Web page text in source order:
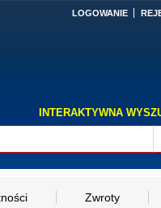
LOGOWANIE
INTERAKTYWNA
Zwroty